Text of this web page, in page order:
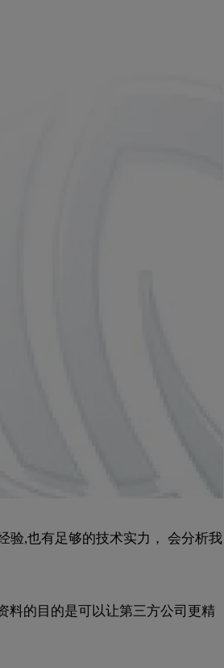
验,也有足够的技术实力， 会分析我
料的目的是可以让第三方公司更精